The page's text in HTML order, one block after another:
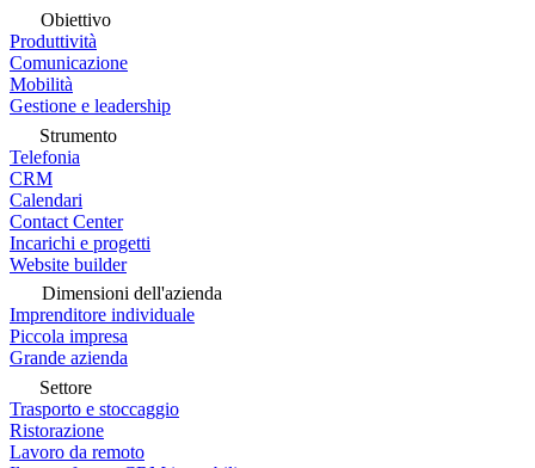
Obiettivo
Produttività
Comunicazione
Mobilità
Gestione e leadership
Strumento
Telefonia
CRM
Calendari
Contact Center
Incarichi e progetti
Website builder
Dimensioni dell'azienda
Imprenditore individuale
Piccola impresa
Grande azienda
Settore
Trasporto e stoccaggio
Ristorazione
Lavoro da remoto